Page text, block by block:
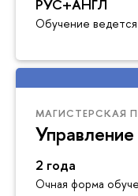
РУС+АНГЛ
Обучение ведется
МАГИСТЕРСКАЯ
2 года
Очная форма